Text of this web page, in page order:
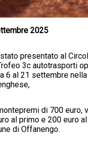
2025
presentato al
3c autotrasporti
6 al 21 settembre
di 700 euro,
al primo e 200 euro
di Offanengo.